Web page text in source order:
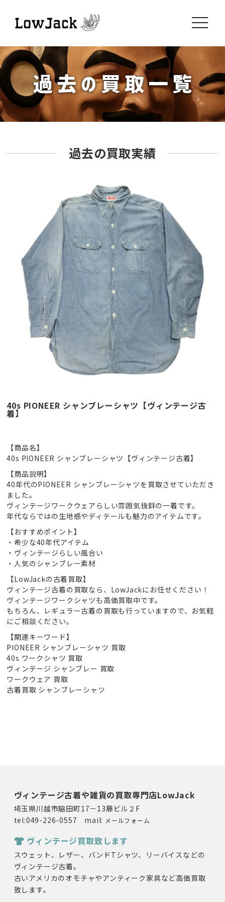
toggle
過去の買取実績
40s PIONEER シャンブレーシャツ【ヴィンテージ古
着】
【商品名】
40s PIONEER シャンブレーシャツ【ヴィンテージ古着】
【商品説明】
40年代のPIONEER シャンブレーシャツを買取させていただき
ました。
ヴィンテージワークウェアらしい雰囲気抜群の一着です。
年代ならではの生地感やディテールも魅力のアイテムです。
【おすすめポイント】
・希少な40年代アイテム
・ヴィンテージらしい風合い
・人気のシャンブレー素材
【LowJackの古着買取】
ヴィンテージ古着の買取なら、LowJackにお任せください！
ヴィンテージワークシャツも高価買取中です。
もちろん、レギュラー古着の買取も行っていますので、お気軽
にご相談ください。
【関連キーワード】
PIONEER シャンブレーシャツ 買取
40s ワークシャツ 買取
ヴィンテージ シャンブレー 買取
ワークウェア 買取
古着買取 シャンブレーシャツ
ヴィンテージ古着や雑貨の買取専門店LowJack
埼玉県川越市脇田町17－13藤ビル２F
tel:049-226-0557 mail: メールフォーム
ヴィンテージ買取致します
スウェット、レザー、バンドTシャツ、リーバイスなどの
ヴィンテージ古着。
古いアメリカのオモチャやアンティーク家具など高価買取
致します。